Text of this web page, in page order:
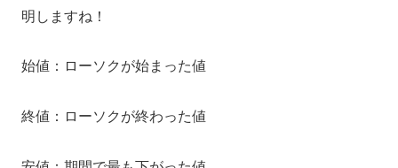
明しますね！
始値：ローソクが始まった値
終値：ローソクが終わった値